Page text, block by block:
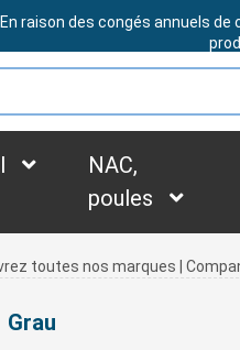
En raison des congés annuels
NAC,
poules
toutes nos marques |
Grau